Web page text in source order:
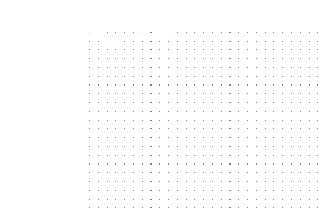
300 x 250